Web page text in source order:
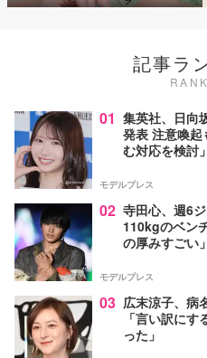
記事ラ
01 集英社、日向
発表 注意喚
む対応を検討」
モデルプレス
02 寺田心、週6
110kgのベン
の厚みすごい
モデルプレス
03 広末涼子、病
「言い訳に
った」